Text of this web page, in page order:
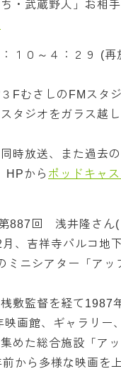
・武蔵野人」お相手
１０～４：２９ (再
FむさしのFMスタ
タジオをガラス越
時放送、また過去
HPから ポッドキャス
887回 浅井隆さん(
、吉祥寺パルコ地
ミニシアター「アッ
敷監督を経て1987
画館、ギャラリー
めた総合施設「ア
から多様な映画を